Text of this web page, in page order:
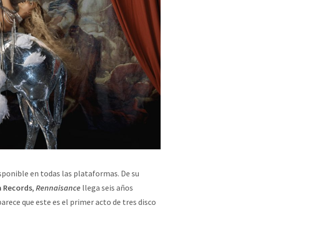
en todas las plataformas. De su
, Rennaisance llega seis años
que este es el primer acto de tres disco